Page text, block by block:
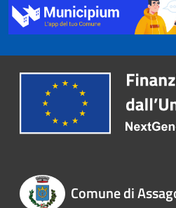
Comune di